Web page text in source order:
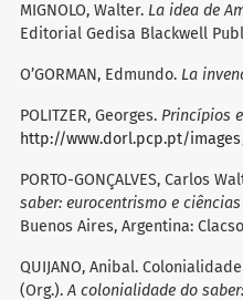
MIGNOLO, Walter. La idea de
Editorial Gedisa Blackwell
O’GORMAN, Edmundo. La
POLITZER, Georges. Princípios
http://www.dorl.pcp.pt/
PORTO-GONÇALVES, Carlos
saber: eurocentrismo e
Buenos Aires, Argentina:
QUIJANO, Anibal.
(Org.).A colonialidade do